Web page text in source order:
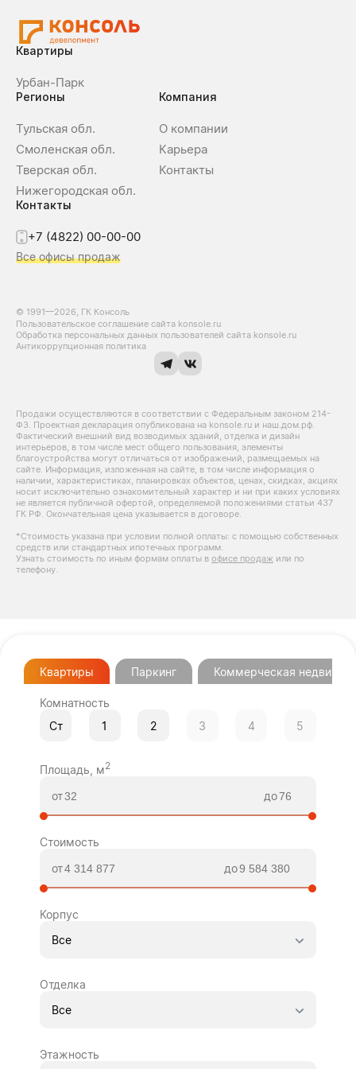
Квартиры
Урбан-Парк
Регионы
Тульская обл.
Смоленская обл.
Тверская обл.
Нижегородская обл.
Компания
О компании
Карьера
Контакты
Контакты
+7 (4822) 00-00-00
Все офисы продаж
© 1991—2026, ГК Консоль
Пользовательское соглашение сайта konsole.ru
Обработка персональных данных пользователей сайта konsole.ru
Антикоррупционная политика
Продажи осуществляются в соответствии с Федеральным законом 214-
Ф3. Проектная декларация опубликована на konsole.ru и наш.дом.рф.
Фактический внешний вид возводимых зданий, отделка и дизайн
интерьеров, в том числе мест общего пользования, элементы
благоустройства могут отличаться от изображений, размещаемых на
сайте. Информация, изложенная на сайте, в том числе информация о
наличии, характеристиках, планировках объектов, ценах, скидках, акциях
носит исключительно ознакомительный характер и ни при каких условиях
не является публичной офертой, определяемой положениями статьи 437
ГК РФ. Окончательная цена указывается в договоре.
*Стоимость указана при условии полной оплаты: с помощью собственных
средств или стандартных ипотечных программ.
Узнать стоимость по иным формам оплаты в офисе продаж или по
телефону.
Квартиры Паркинг Коммерческая
Комнатность
Ст
1 2 3 4 5
Площадь, м2
от до
Стоимость
от
до
Корпус
Все
Отделка
Все
Этажность